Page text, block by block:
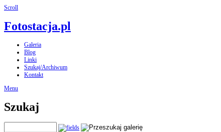
Scroll
Fotostacja.pl
Galeria
Blog
Linki
Szukaj/Archiwum
Kontakt
Menu
Szukaj